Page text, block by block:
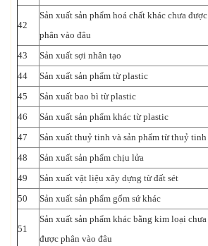
42
Sản xuất sản phẩm hoá chất khác chưa được
phân vào đâu
43 Sản xuất sợi nhân tạo
44
Sản xuất sản phẩm từ plastic
45
Sản xuất bao bì từ plastic
46
Sản xuất sản phẩm khác từ plastic
47
Sản xuất thuỷ tinh và sản phẩm từ thuỷ tinh
48
Sản xuất sản phẩm chịu lửa
49
Sản xuất vật liệu xây dựng từ đất sét
50
Sản xuất sản phẩm gốm sứ khác
51
Sản xuất sản phẩm khác bằng kim loại chưa
được phân vào đâu